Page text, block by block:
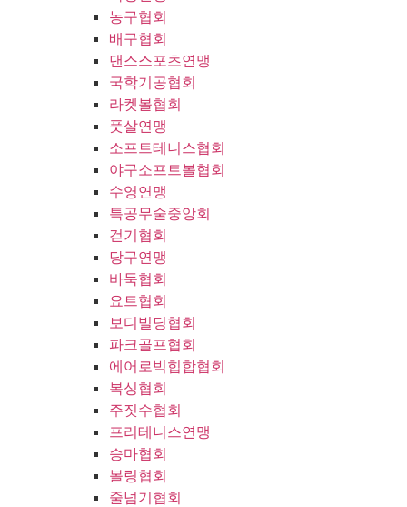
농구협회
배구협회
댄스스포츠연맹
국학기공협회
라켓볼협회
풋살연맹
소프트테니스협회
야구소프트볼협회
수영연맹
특공무술중앙회
걷기협회
당구연맹
바둑협회
요트협회
보디빌딩협회
파크골프협회
에어로빅힙합협회
복싱협회
주짓수협회
프리테니스연맹
승마협회
볼링협회
줄넘기협회